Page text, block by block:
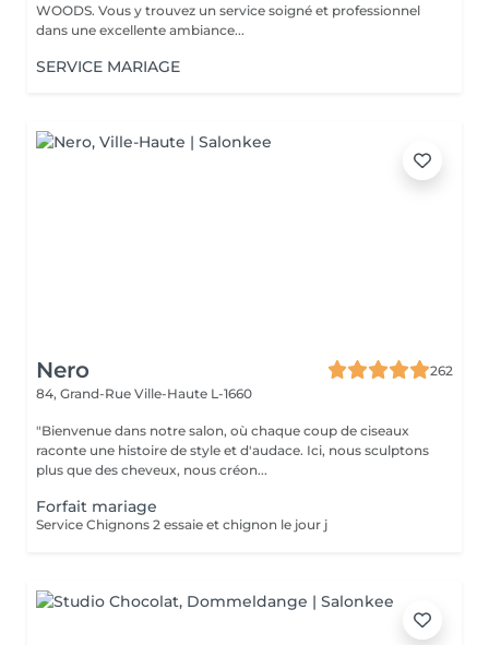
WOODS. Vous y trouvez un service soigné et professionnel
dans une excellente ambiance...
SERVICE MARIAGE
Nero
262
84, Grand-Rue Ville-Haute L-1660
"Bienvenue dans notre salon, où chaque coup de ciseaux
raconte une histoire de style et d'audace. Ici, nous sculptons
plus que des cheveux, nous créon...
Forfait mariage
Service Chignons 2 essaie et chignon le jour j